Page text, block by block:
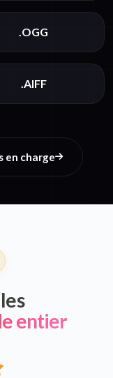
.OGG
.AIFF
en charge
entier